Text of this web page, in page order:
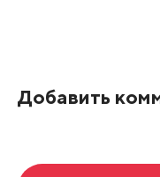
Добавить